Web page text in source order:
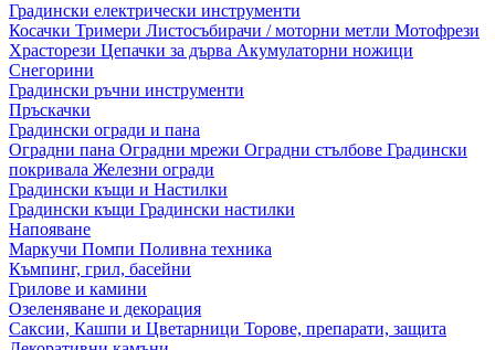
Градински електрически инструменти
Косачки Тримери Листосъбирачи / моторни метли Мотофрези
Храсторези Цепачки за дърва Акумулаторни ножици
Снегорини
Градински ръчни инструменти
Пръскачки
Градински огради и пана
Оградни пана Оградни мрежи Оградни стълбове Градински
покривала Железни огради
Градински къщи и Настилки
Градински къщи Градински настилки
Напояване
Маркучи Помпи Поливна техника
Къмпинг, грил, басейни
Грилове и камини
Озеленяване и декорация
Саксии, Кашпи и Цветарници Торове, препарати, защита